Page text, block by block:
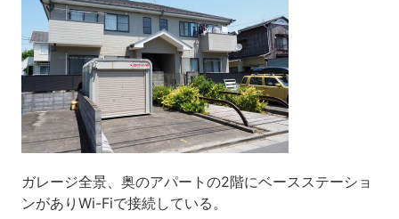
ガレージ全景、奥のアパートの2階にベースステーショ
ンがありWi-Fiで接続している。